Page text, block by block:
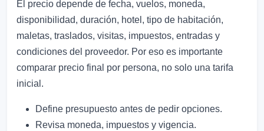
El precio depende de fecha, vuelos, moneda,
disponibilidad, duración, hotel, tipo de habitación,
maletas, traslados, visitas, impuestos, entradas y
condiciones del proveedor. Por eso es importante
comparar precio final por persona, no solo una tarifa
inicial.
Define presupuesto antes de pedir opciones.
Revisa moneda, impuestos y vigencia.